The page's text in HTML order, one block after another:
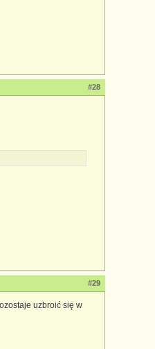
#28
#29
uzbroić się w